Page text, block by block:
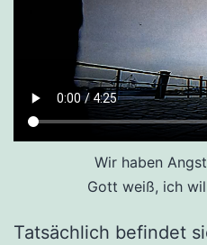
Wir haben
Gott weiß, ich
Tatsächlich befindet